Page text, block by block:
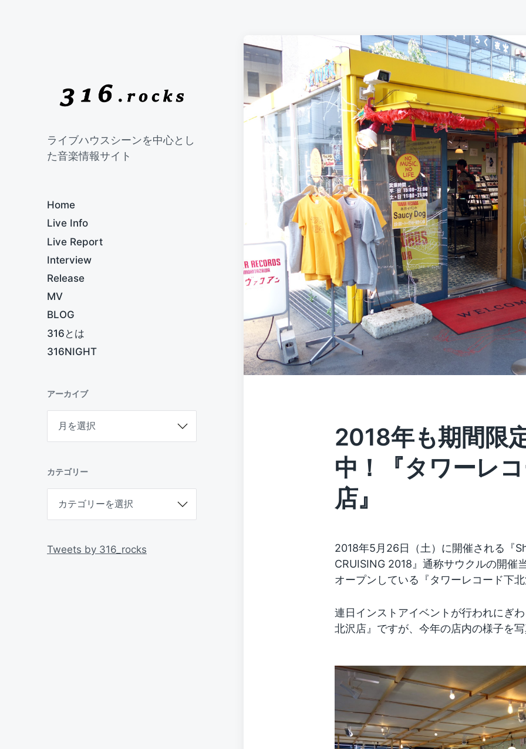
ライブハウスシーンを中心とし
た音楽情報サイト
Home
Live Info
Live Report
Interview
Release
MV
BLOG
316とは
316NIGHT
アーカイブ
カ
ブ
カテゴリー
ゴ
ー
Tweets by 316_rocks
2018年も期間限
中！『タワーレ
店』
2018年5月26日（土）に開催される『
CRUISING 2018』通称サウクルの開催
オープンしている『タワーレコード下
連日インストアイベントが行われにぎ
北沢店』ですが、今年の店内の様子を